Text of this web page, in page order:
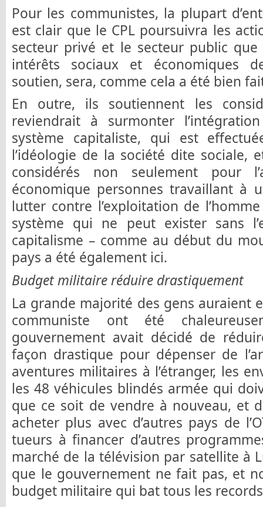
Pour les communistes, la plupart
est clair que le CPL poursuivra les
secteur privé et le secteur public
intérêts sociaux et économiques
soutien, sera, comme cela a été bien
En outre, ils soutiennent les
reviendrait à surmonter
système capitaliste, qui est
l’idéologie de la société dite sociale,
considérés non seulement pour
économique personnes travaillant à
lutter contre l’exploitation de
système qui ne peut exister sans
capitalisme – comme au début du
pays a été également ici.
Budget militaire réduire drastiquement
La grande majorité des gens auraient
communiste ont été
gouvernement avait décidé de
façon drastique pour dépenser de
aventures militaires à l’étranger, les
les 48 véhicules blindés armée qui
que ce soit de vendre à nouveau, et
acheter plus avec d’autres pays de
tueurs à financer d’autres
marché de la télévision par satellite à
que le gouvernement ne fait pas, et
budget militaire qui bat tous les